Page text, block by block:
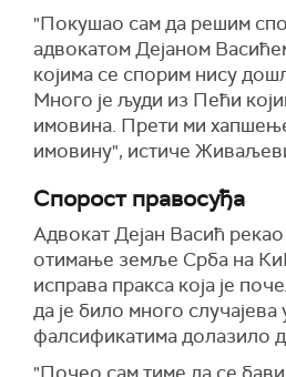
"Покушао сам да решим
адвокатом Дејаном
којима се спорим нису
Много је људи из Пећи
имовина. Прети ми
имовину", истиче
Спорост правосуђа
Адвокат Дејан Васић рекао
отимање земље Срба на
исправа пракса која је
да је било много случајева
фалсификатима долазило